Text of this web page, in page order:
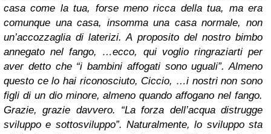
casa come la tua, forse meno ricca della tua, ma era
comunque una casa, insomma una casa normale, non
un’accozzaglia di laterizi. A proposito del nostro bimbo
annegato nel fango, …ecco, qui voglio ringraziarti per
aver detto che “i bambini affogati sono uguali”. Almeno
questo ce lo hai riconosciuto, Ciccio, …i nostri non sono
figli di un dio minore, almeno quando affogano nel fango.
Grazie, grazie davvero. “La forza dell’acqua distrugge
sviluppo e sottosviluppo”. Naturalmente, lo sviluppo sta